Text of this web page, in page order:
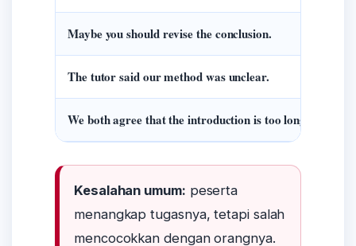
Maybe you should revise the conclusion.
The tutor said our method was unclear.
We both agree that the introduction is too long.
Kesalahan umum: peserta
menangkap tugasnya, tetapi salah
mencocokkan dengan orangnya.